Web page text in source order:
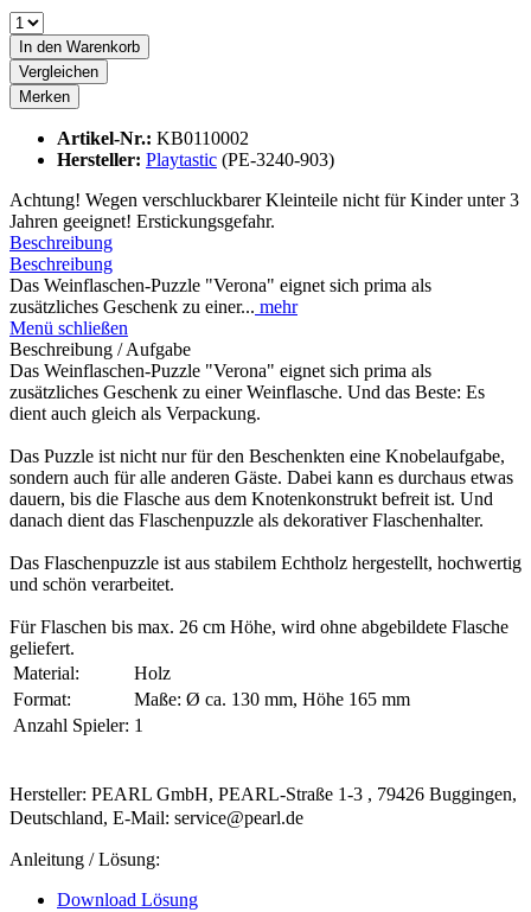
In den Warenkorb
Vergleichen
Merken
Artikel-Nr.: KB0110002
Hersteller: Playtastic (PE-3240-903)
Achtung! Wegen verschluckbarer Kleinteile nicht für Kinder unter 3
Jahren geeignet! Erstickungsgefahr.
Beschreibung
Beschreibung
Das Weinflaschen-Puzzle "Verona" eignet sich prima als
zusätzliches Geschenk zu einer... mehr
Menü schließen
Beschreibung / Aufgabe
Das Weinflaschen-Puzzle "Verona" eignet sich prima als
zusätzliches Geschenk zu einer Weinflasche. Und das Beste: Es
dient auch gleich als Verpackung.
Das Puzzle ist nicht nur für den Beschenkten eine Knobelaufgabe,
sondern auch für alle anderen Gäste. Dabei kann es durchaus etwas
dauern, bis die Flasche aus dem Knotenkonstrukt befreit ist. Und
danach dient das Flaschenpuzzle als dekorativer Flaschenhalter.
Das Flaschenpuzzle ist aus stabilem Echtholz hergestellt, hochwertig
und schön verarbeitet.
Für Flaschen bis max. 26 cm Höhe, wird ohne abgebildete Flasche
geliefert.
Material:
Holz
Format:
Maße: Ø ca. 130 mm, Höhe 165 mm
Anzahl Spieler: 1
Hersteller: PEARL GmbH, PEARL-Straße 1-3 , 79426 Buggingen,
Deutschland, E-Mail: service@pearl.de
Anleitung / Lösung:
Download Lösung